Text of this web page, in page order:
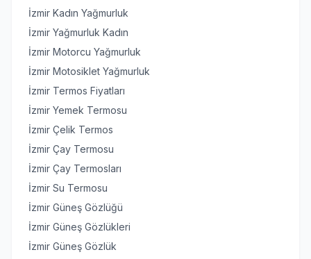
İzmir Kadın Yağmurluk
İzmir Yağmurluk Kadın
İzmir Motorcu Yağmurluk
İzmir Motosiklet Yağmurluk
İzmir Termos Fiyatları
İzmir Yemek Termosu
İzmir Çelik Termos
İzmir Çay Termosu
İzmir Çay Termosları
İzmir Su Termosu
İzmir Güneş Gözlüğü
İzmir Güneş Gözlükleri
İzmir Güneş Gözlük